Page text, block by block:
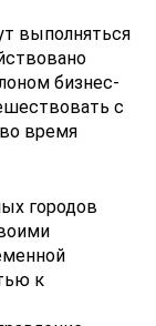
выполняться
бизнес-
с
время
городов
к